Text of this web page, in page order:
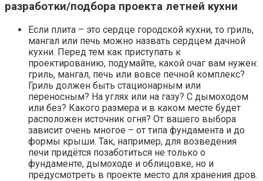
разработки/подбора проекта летней кухни
Если плита – это сердце городской кухни, то гриль,
мангал или печь можно назвать сердцем дачной
кухни. Перед тем как приступать к
проектированию, подумайте, какой очаг вам нужен:
гриль, мангал, печь или вовсе печной комплекс?
Гриль должен быть стационарным или
переносным? На углях или на газу? С дымоходом
или без? Какого размера и в каком месте будет
расположен источник огня? От вашего выбора
зависит очень многое – от типа фундамента и до
формы крыши. Так, например, для возведения
печи придётся позаботиться не только о
фундаменте, дымоходе и облицовке, но и
предусмотреть в проекте место для хранения дров.